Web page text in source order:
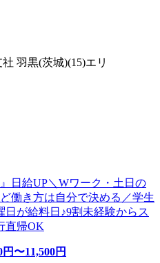
羽黒(茨城)(15)エリ
日給UP＼Wワーク・土日の
働き方は自分で決める／学生
が給料日♪9割未経験からス
直帰OK
円〜11,500円